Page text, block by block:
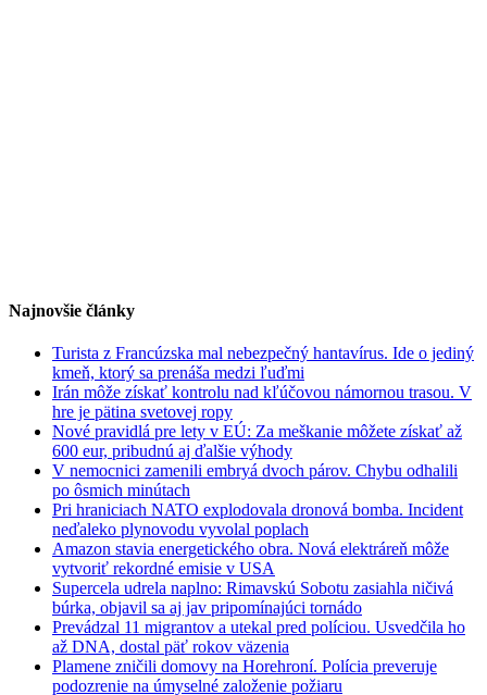
Najnovšie články
Turista z Francúzska mal nebezpečný hantavírus. Ide o jediný
kmeň, ktorý sa prenáša medzi ľuďmi
Irán môže získať kontrolu nad kľúčovou námornou trasou. V
hre je pätina svetovej ropy
Nové pravidlá pre lety v EÚ: Za meškanie môžete získať až
600 eur, pribudnú aj ďalšie výhody
V nemocnici zamenili embryá dvoch párov. Chybu odhalili
po ôsmich minútach
Pri hraniciach NATO explodovala dronová bomba. Incident
neďaleko plynovodu vyvolal poplach
Amazon stavia energetického obra. Nová elektráreň môže
vytvoriť rekordné emisie v USA
Supercela udrela naplno: Rimavskú Sobotu zasiahla ničivá
búrka, objavil sa aj jav pripomínajúci tornádo
Prevádzal 11 migrantov a utekal pred políciou. Usvedčila ho
až DNA, dostal päť rokov väzenia
Plamene zničili domovy na Horehroní. Polícia preveruje
podozrenie na úmyselné založenie požiaru